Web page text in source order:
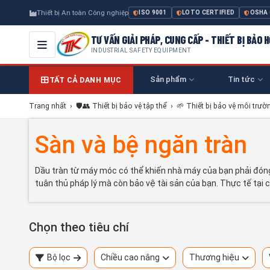
Thiết bị An toàn Công nghiệp ISO 9001 LOTO CERTIFIED OSHA
TƯ VẤN GIẢI PHÁP, CUNG CẤP - THIẾT BỊ BẢO
INDUSTRIAL SAFETY EQUIPMENT
TẤT CẢ DANH MỤC Sản phẩm Tin tức
Trang nhất › 🛡️👥 Thiết bị bảo vệ tập thể › 🌱 Thiết bị bảo vệ môi
Sàn và bệ ngăn tràn
Dầu tràn từ máy móc có thể khiến nhà máy của bạn phải
tuân thủ pháp lý mà còn bảo vệ tài sản của bạn. Thực tế tại
Chọn theo tiêu chí
Bộ lọc Chiều cao nâng Thương hiệu